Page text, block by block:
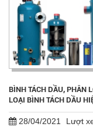
BÌNH TÁCH DẦU, PHÂN
LOẠI BÌNH TÁCH DẦU
28/04/2021 Lượt